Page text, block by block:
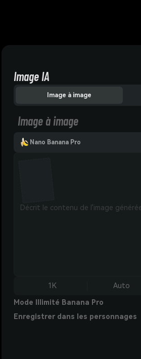
Image IA
Image à image
Image à image
Nano Banana Pro
1K Auto
Mode Illimité Banana Pro
Enregistrer dans les personnages